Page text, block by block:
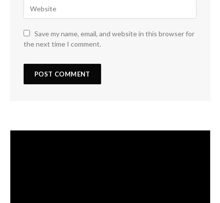
Save my name, email, and website in this browser for
the next time I comment.